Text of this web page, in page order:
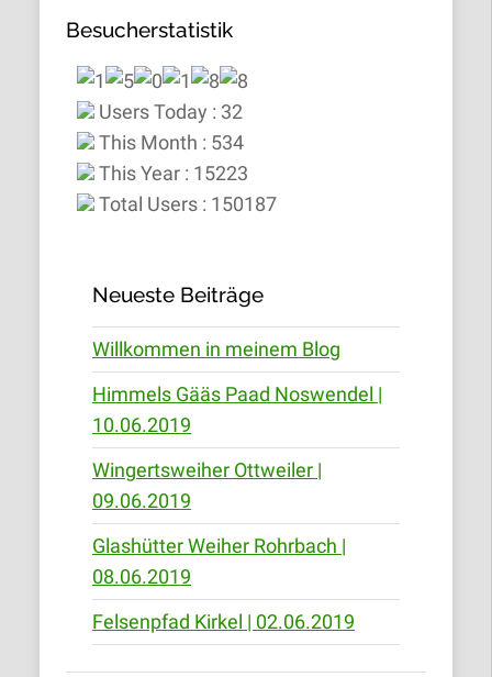
Besucherstatistik
Users Today : 32
This Month : 534
This Year : 15223
Total Users : 150187
Neueste Beiträge
Willkommen in meinem Blog
Himmels Gääs Paad Noswendel |
10.06.2019
Wingertsweiher Ottweiler |
09.06.2019
Glashütter Weiher Rohrbach |
08.06.2019
Felsenpfad Kirkel | 02.06.2019